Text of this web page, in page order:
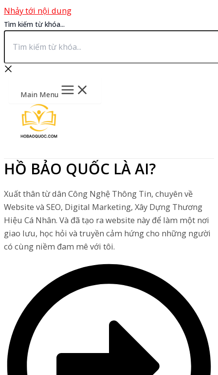
Nhảy tới nội dung
Tìm kiếm từ khóa...
Main Menu
HỒ BẢO QUỐC LÀ AI?
Xuất thân từ dân Công Nghệ Thông Tin, chuyên về
Website và SEO, Digital Marketing, Xây Dựng Thương
Hiệu Cá Nhân. Và đã tạo ra website này để làm một nơi
giao lưu, học hỏi và truyền cảm hứng cho những người
có cùng niềm đam mê với tôi.